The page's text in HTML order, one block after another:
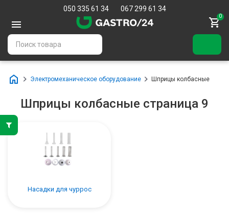
050 335 61 34 067 299 61 34
0
Электромеханическое оборудование Шприцы колбасные
Шприцы колбасные страница 9
Насадки для чуррос